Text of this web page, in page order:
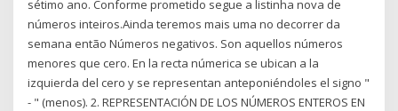
sétimo ano. Conforme prometido segue a listinha nova de
números inteiros.Ainda teremos mais uma no decorrer da
semana então Números negativos. Son aquellos números
menores que cero. En la recta númerica se ubican a la
izquierda del cero y se representan anteponiéndoles el signo "
- " (menos). 2. REPRESENTACIÓN DE LOS NÚMEROS ENTEROS EN